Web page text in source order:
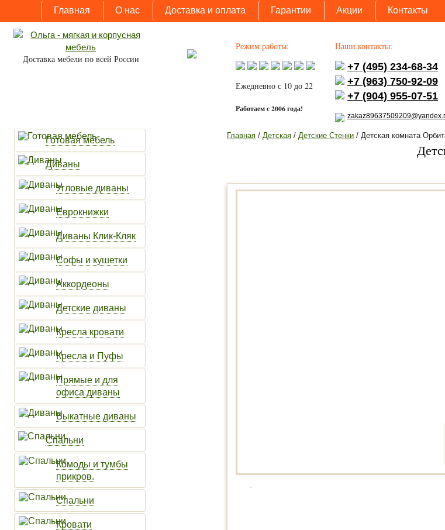
Главная О нас Доставка и оплата Гарантии Акции Контакты
Доставка мебели по всей России
Режим работы:
Ежедневно с 10 до 22
Работаем с 2006 года!
Наши контакты:
+7 (495) 234-68-34
+7 (963) 750-92-09
+7 (904) 955-07-51
Готовая мебель
Диваны
Угловые диваны
Еврокнижки
Диваны Клик-Кляк
Софы и кушетки
Аккордеоны
Детские диваны
Кресла кровати
Кресла и Пуфы
Прямые и для
офиса диваны
Выкатные диваны
Спальни
Комоды и тумбы
прикров.
Спальни
Кровати
Главная / Детская / Детские Стенки / Детская комната